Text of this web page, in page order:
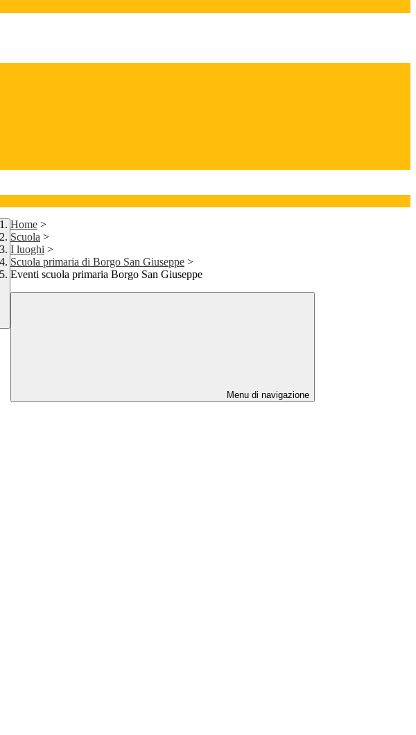
Home >
Scuola >
I luoghi >
Scuola primaria di Borgo San Giuseppe >
Eventi scuola primaria Borgo San Giuseppe
Menu di navigazione